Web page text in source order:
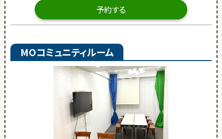
予約する
MOコミュニティルーム